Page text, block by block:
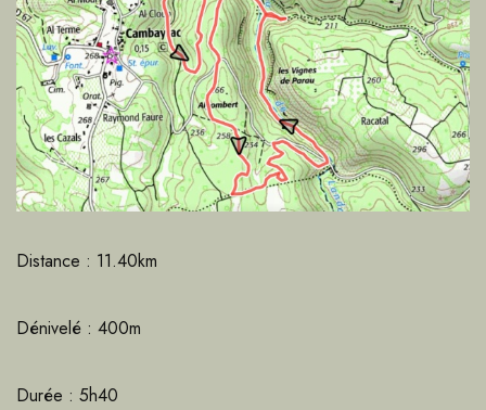
Distance : 11.40km
Dénivelé : 400m
Durée : 5h40